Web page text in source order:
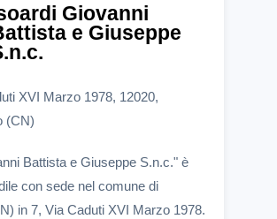
Giovanni
e Giuseppe
XVI Marzo 1978, 12020,
(CN)
Battista e Giuseppe S.n.c." è
con sede nel comune di
in 7, Via Caduti XVI Marzo 1978.